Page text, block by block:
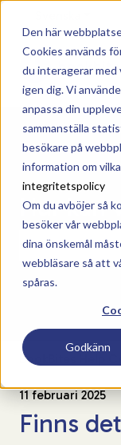
Den här
Cookies används
du interagerar
igen dig. Vi
anpassa din
sammanställa
besökare på
information om
integritetspolicy
Om du avböjer så
besöker vår
dina önskemål
webbläsare så att
spåras.
Godkänn
Hur kan
Det finns inga
BookBites Help
11 februari 2025
Finns